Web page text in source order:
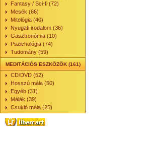
Fantasy / Sci-fi (72)
Mesék (66)
Mitológia (40)
Nyugati irodalom (36)
Gasztronómia (10)
Pszichológia (74)
Tudomány (59)
MEDITÁCIÓS ESZKÖZÖK (161)
CD/DVD (52)
Hosszú mála (50)
Egyéb (31)
Málák (39)
Csukló mála (25)